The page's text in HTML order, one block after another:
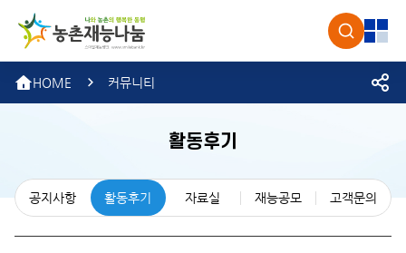
농촌 검색
HOME 커뮤니티
활동후기
공지사항 활동후기 자료실 재능공모 고객문의